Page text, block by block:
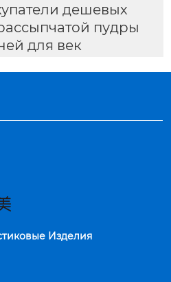
дешевых
пудры
для век
Изделия